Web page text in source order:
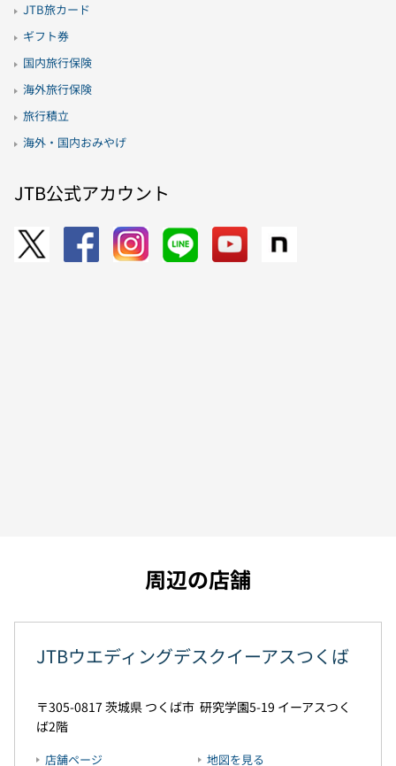
JTB旅カード
ギフト券
国内旅行保険
海外旅行保険
旅行積立
海外・国内おみやげ
JTB公式アカウント
周辺の店舗
JTBウエディングデスクイーアスつくば
305-0817 茨城県 つくば市 研究学園5-19 イーアスつく
ば2階
店舗ページ 地図を見る